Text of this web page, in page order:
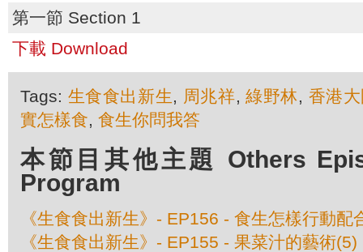
第一節 Section 1
下載 Download
Tags: 生食食出新生, 周兆祥,綠野林, 香港
實怎樣食, 食生你問我答
本節目其他主題 Others
Program
《生食食出新生》- EP156 - 食生怎樣行動配
《生食食出新生》- EP155 - 果菜汁的藝術